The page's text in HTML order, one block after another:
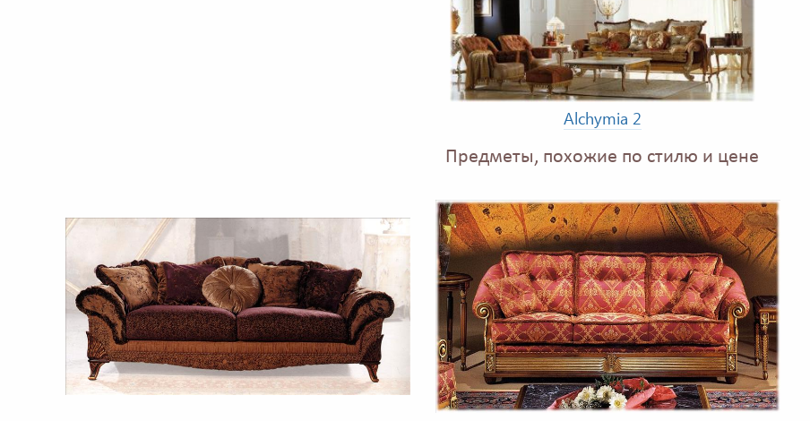
Alchymia 2
Предметы, похожие по стилю и цене